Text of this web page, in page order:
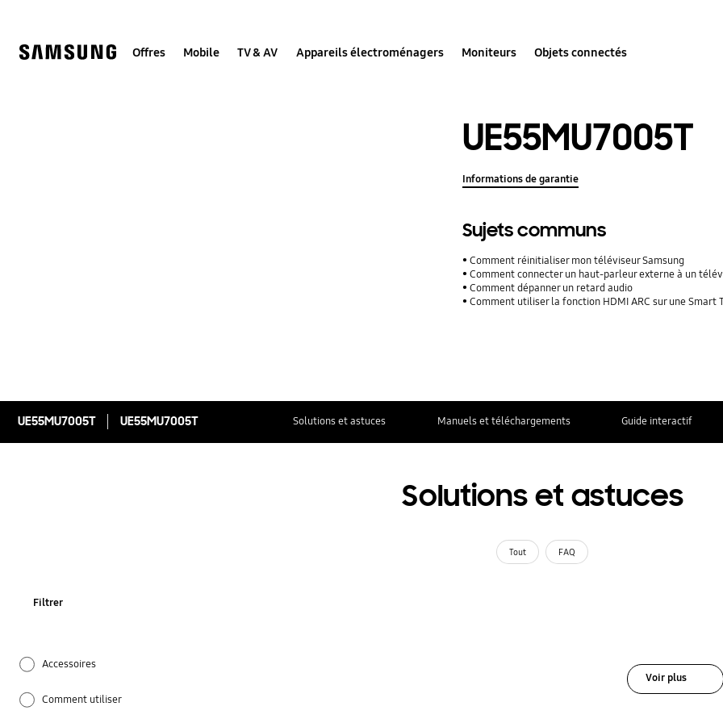
Offres Mobile TV & AV Appareils électroménagers Moniteurs Objets connectés
UE55MU7005T
Informations de garantie
Sujets communs
Comment réinitialiser mon téléviseur Samsung
Comment connecter un haut-parleur externe à un
Comment dépanner un retard audio
Comment utiliser la fonction HDMI ARC sur une Smart
UE55MU7005T UE55MU7005T Solutions et astuces Manuels et téléchargements Guide interactif
Solutions et astuces
Tout FAQ
Filtrer
Accessoires
Comment utiliser
Voir plus